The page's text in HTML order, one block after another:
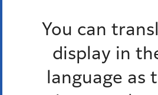
You can
display in
language as
最近、チェックしたページはあり
お問い合わせ